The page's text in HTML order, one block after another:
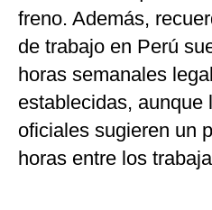
freno. Además,
de trabajo en Perú
horas semanales
establecidas, aunque
oficiales sugieren un
horas entre los